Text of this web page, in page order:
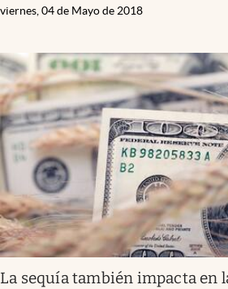
viernes, 04 de Mayo de 2018
La sequía también impacta en